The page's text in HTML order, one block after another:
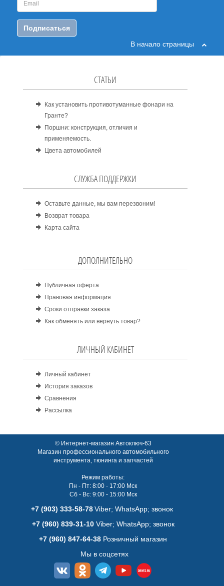
Подписаться
В начало страницы
СТАТЬИ
Как установить противотуманные фонари на
Гранте?
Поршни: конструкция, отличия и
применяемость.
Цвета автомобилей
СЛУЖБА ПОДДЕРЖКИ
Оставьте данные, мы вам перезвоним!
Возврат товара
Карта сайта
ДОПОЛНИТЕЛЬНО
Публичная оферта
Правовая информация
Сроки отправки заказа
Как обменять или вернуть товар?
ЛИЧНЫЙ КАБИНЕТ
Личный кабинет
История заказов
Сравнения
Рассылка
© Интернет-магазин Автоключ-63
Магазин профессионального автомобильного
инструмента, тюнинга и запчастей
Режим работы:
Пн - Пт: 8:00 - 17:00 Мск
Сб - Вс: 9:00 - 15:00 Мск
+7 (903) 333-58-78 Viber; WhatsАpp; звонок
+7 (960) 839-31-10Viber; WhatsАpp; звонок
+7 (960) 847-64-38 Розничный магазин
Мы в соцсетях